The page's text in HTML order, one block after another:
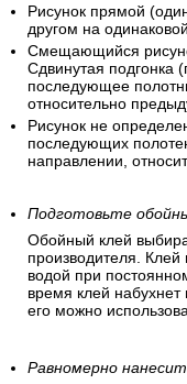
Рисунок прямой
другом на
Смещающийся
Сдвинутая подгонка
последующее
относительно
Рисунок не
последующих
направлении,
Подготовьте
Обойный клей
производителя.
водой при
время клей
его можно
Равномерно